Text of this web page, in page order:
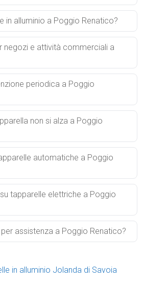
in alluminio a Poggio Renatico?
negozi e attività commerciali a
periodica a Poggio
non si alza a Poggio
automatiche a Poggio
tapparelle elettriche a Poggio
assistenza a Poggio Renatico?
in alluminio Jolanda di Savoia